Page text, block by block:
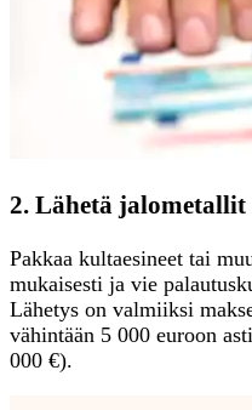
2. Lähetä jalometallit
Pakkaa kultaesineet tai
mukaisesti ja vie
Lähetys on valmiiksi
vähintään 5 000 euroon
000 €).